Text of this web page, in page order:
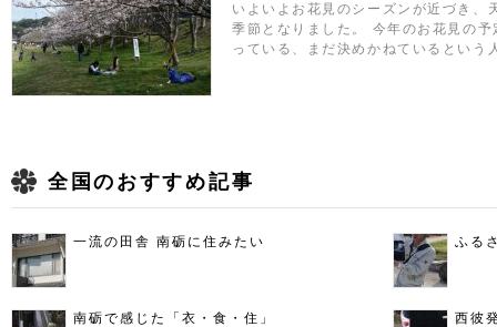
いよいよお花見のシーズンが近づき、
季節となりました。 今年のお花見の
っている、まだ決めかねているとい
全国のおすすめ記事
一流の田舎 南砺に住みたい ふる
南砺で感じた「衣・食・住」
西彼